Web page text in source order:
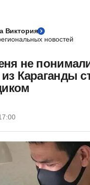
Виктория
новостей
не
Караганды